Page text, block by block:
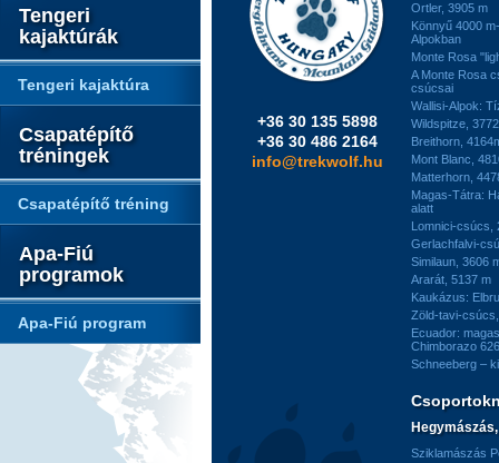
Tengeri
kajaktúrák
Tengeri kajaktúra
Csapatépítő
tréningek
Csapatépítő tréning
Apa-Fiú
programok
Apa-Fiú program
+36 30 135 5898
+36 30 486 2164
info@trekwolf.hu
Ortler, 3905 m
Könnyű 4000
Alpokban
Monte Rosa
A Monte Rosa
csúcsai
Wallisi-Alpok:
Wildspitze,
Breithorn,
Mont Blanc,
Matterhorn,
Magas-Tátra:
alatt
Lomnici-csúcs,
Gerlachfalvi-
Similaun, 3606
Ararát, 5137 m
Kaukázus:
Zöld-tavi-
Ecuador:
Chimborazo
Schneeberg –
Sziklamászás